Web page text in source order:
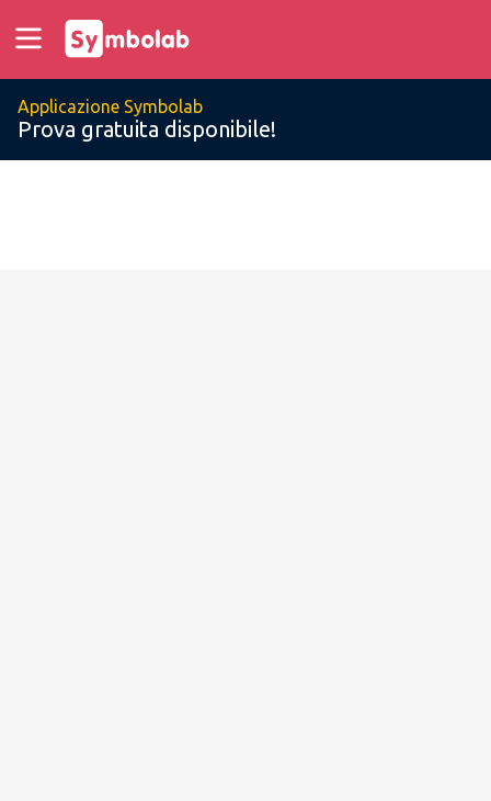
Applicazione Symbolab
Prova gratuita disponibile!